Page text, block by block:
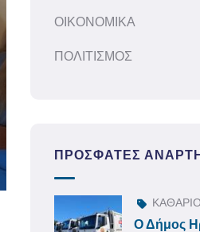
ΟΙΚΟΝΟΜΙΚΑ
ΠΟΛΙΤΙΣΜΟΣ
ΠΡΌΣΦΑΤΕΣ
Ο Δήμος